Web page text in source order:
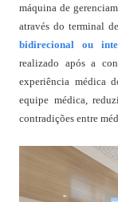
máquina de
através do terminal
bidirecional ou
realizado após a
experiência médica
equipe médica,
contradições entre